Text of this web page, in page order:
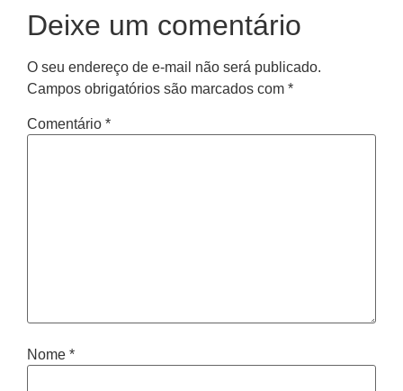
Deixe um comentário
O seu endereço de e-mail não será publicado.
Campos obrigatórios são marcados com *
Comentário *
Nome *